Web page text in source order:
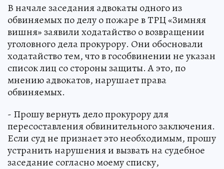
В начале заседания адвокаты одного из
обвиняемых по делу о пожаре в ТРЦ «Зимняя
вишня» заявили ходатайство о возвращении
уголовного дела прокурору. Они обосновали
ходатайство тем, что в гособвинении не указан
список лиц со стороны защиты. А это, по
мнению адвокатов, нарушает права
обвиняемых.
- Прошу вернуть дело прокурору для
пересоставления обвинительного заключения.
Если суд не признает это необходимым, прошу
устранить нарушения и вызвать на судебное
заседание согласно моему списку,